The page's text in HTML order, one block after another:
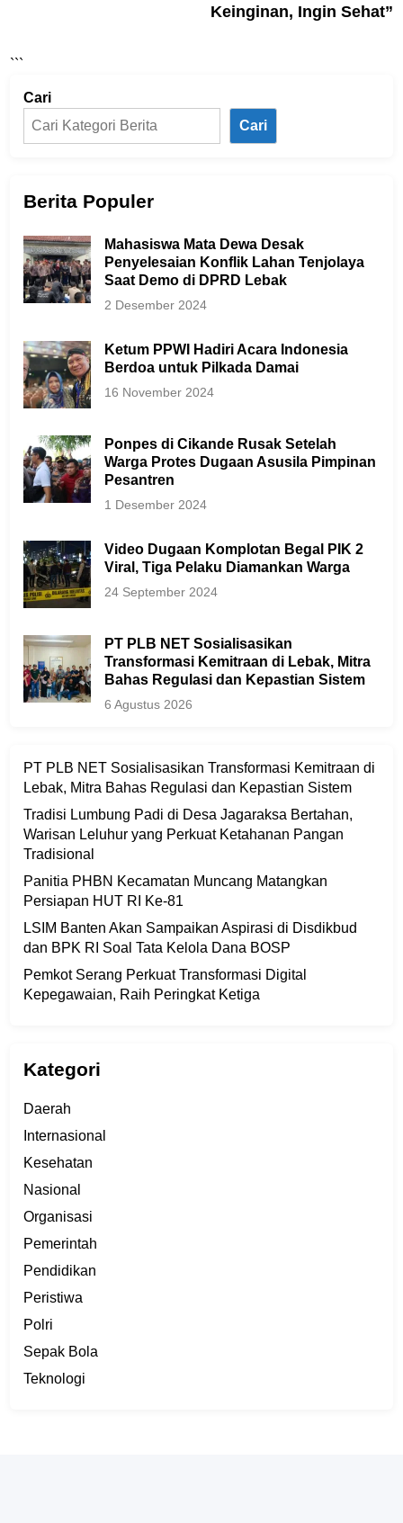
Keinginan, Ingin Sehat”
```
Cari
Cari
Berita Populer
Mahasiswa Mata Dewa Desak
Penyelesaian Konflik Lahan Tenjolaya
Saat Demo di DPRD Lebak
2 Desember 2024
Ketum PPWI Hadiri Acara Indonesia
Berdoa untuk Pilkada Damai
16 November 2024
Ponpes di Cikande Rusak Setelah
Warga Protes Dugaan Asusila Pimpinan
Pesantren
1 Desember 2024
Video Dugaan Komplotan Begal PIK 2
Viral, Tiga Pelaku Diamankan Warga
24 September 2024
PT PLB NET Sosialisasikan
Transformasi Kemitraan di Lebak, Mitra
Bahas Regulasi dan Kepastian Sistem
6 Agustus 2026
PT PLB NET Sosialisasikan Transformasi Kemitraan di
Lebak, Mitra Bahas Regulasi dan Kepastian Sistem
Tradisi Lumbung Padi di Desa Jagaraksa Bertahan,
Warisan Leluhur yang Perkuat Ketahanan Pangan
Tradisional
Panitia PHBN Kecamatan Muncang Matangkan
Persiapan HUT RI Ke-81
LSIM Banten Akan Sampaikan Aspirasi di Disdikbud
dan BPK RI Soal Tata Kelola Dana BOSP
Pemkot Serang Perkuat Transformasi Digital
Kepegawaian, Raih Peringkat Ketiga
Kategori
Daerah
Internasional
Kesehatan
Nasional
Organisasi
Pemerintah
Pendidikan
Peristiwa
Polri
Sepak Bola
Teknologi